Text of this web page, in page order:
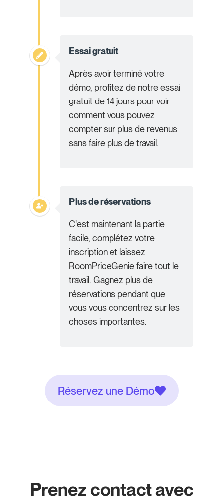
Essai gratuit
Après avoir terminé votre
démo, profitez de notre essai
gratuit de 14 jours pour voir
comment vous pouvez
compter sur plus de revenus
sans faire plus de travail.
Plus de réservations
C'est maintenant la partie
facile, complétez votre
inscription et laissez
RoomPriceGenie faire tout le
travail. Gagnez plus de
réservations pendant que
vous vous concentrez sur les
choses importantes.
Réservez une Démo
Prenez contact avec